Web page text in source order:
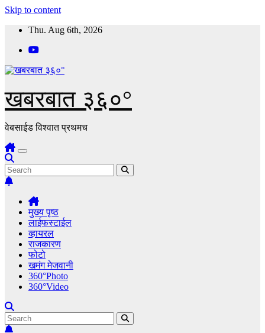
Skip to content
Thu. Aug 6th, 2026
खबरबात ३६०°
वेबसाईड विश्वात प्रथमच
मुख्य पृष्ठ
लाईफस्टाईल
व्हायरल
राजकारण
फोटो
खमंग मेजवानी
360°Photo
360°Video